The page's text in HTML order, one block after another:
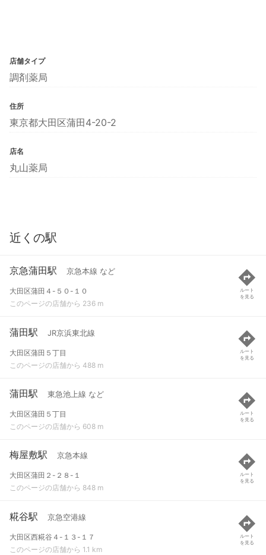
店舗タイプ
調剤薬局
住所
東京都大田区蒲田4-20-2
店名
丸山薬局
近くの駅
京急蒲田駅 京急本線 など
大田区蒲田４-５０-１０
このページの店舗から 236 m
ルート
を見る
蒲田駅 JR京浜東北線
大田区蒲田５丁目
このページの店舗から 488 m
ルート
を見る
蒲田駅 東急池上線 など
大田区蒲田５丁目
このページの店舗から 608 m
ルート
を見る
梅屋敷駅 京急本線
大田区蒲田２-２８-１
このページの店舗から 848 m
ルート
を見る
糀谷駅 京急空港線
大田区西糀谷４-１３-１７
このページの店舗から 1.1 km
ルート
を見る